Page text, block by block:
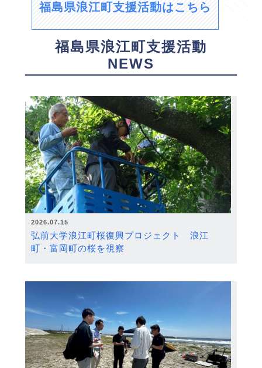
福島県浪江町支援活動はこちら
福島県浪江町支援活動
NEWS
2026.07.15
弘前大学浪江町桜復興プロジェクト 浪江
町・富岡町の桜を視察